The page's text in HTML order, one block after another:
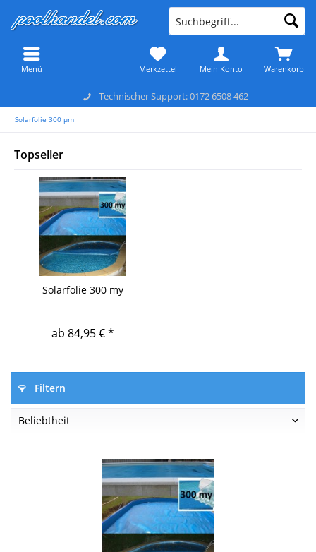
Technischer Support: 0172 6508 462
Menü Warenkorb
Merkzettel Mein Konto
Solarfolie 300 µm
Topseller
Solarfolie 300 my
ab 84,95 € *
Filtern